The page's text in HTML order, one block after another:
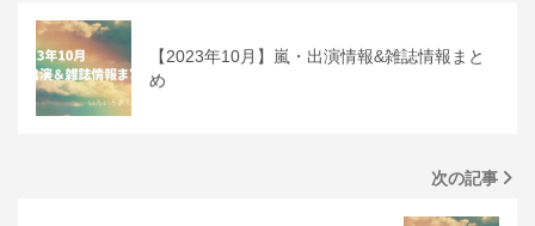
【2023年10月】嵐・出演情報&雑誌情報まと
め
次の記事